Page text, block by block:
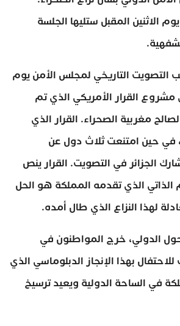
الاثنين المقبل ستليها الجلسة
التصويت التاريخي لمجلس الأمن يوم
القرار الأمريكي الذي تم
مغربية الصحراء. القرار الذي
11 دولة، في حين امتنعت ثلاث دول عن
الجزائر في التصويت. القرار ينص
الذي تقدمه المملكة هو الحل
لهذا النزاع الذي طال أمده.
الدولي، خرج المواطنون في
بهذا الإنجاز الدبلوماسي الذي
في الساحة الدولية ويعيد ترسيخ